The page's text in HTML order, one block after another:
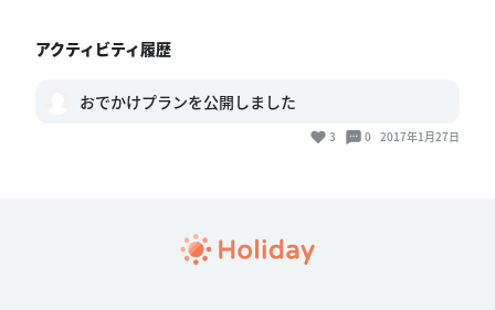
アクティビティ履歴
おでかけプランを公開しました
3 0 2017年1月27日